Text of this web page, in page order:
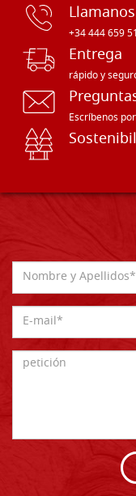
Llamanos
+34 444 659
Entrega
rápido y
Escríbenos